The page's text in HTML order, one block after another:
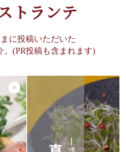
トランテ
に投稿いただいた
(PR投稿も含まれます)